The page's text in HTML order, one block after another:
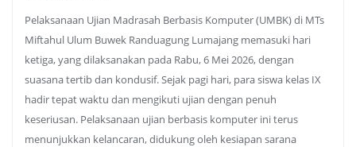
Pelaksanaan Ujian Madrasah Berbasis Komputer (UMBK) di MTs
Miftahul Ulum Buwek Randuagung Lumajang memasuki hari
ketiga, yang dilaksanakan pada Rabu, 6 Mei 2026, dengan
suasana tertib dan kondusif. Sejak pagi hari, para siswa kelas IX
hadir tepat waktu dan mengikuti ujian dengan penuh
keseriusan. Pelaksanaan ujian berbasis komputer ini terus
menunjukkan kelancaran, didukung oleh kesiapan sarana